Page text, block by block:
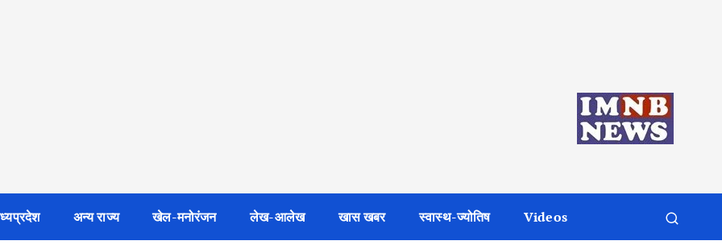
अन्य राज्य खेल-मनोरंजन लेख-आलेख खास खबर स्वास्थ-ज्योतिष Videos